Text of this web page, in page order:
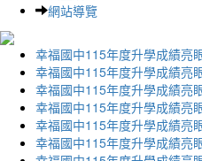
網站導覽
幸福國中115年度升學成績亮
幸福國中115年度升學成績亮
幸福國中115年度升學成績亮
幸福國中115年度升學成績亮
幸福國中115年度升學成績亮
幸福國中115年度升學成績亮